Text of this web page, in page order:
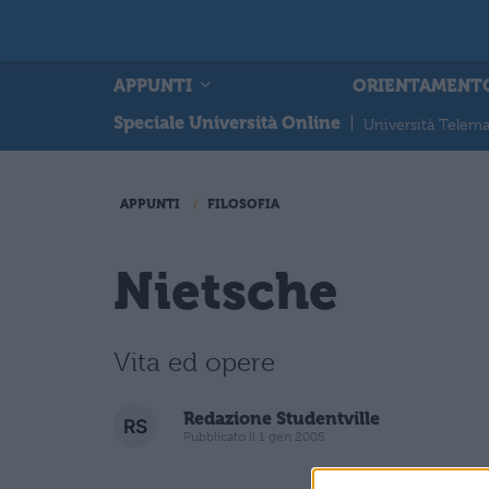
APPUNTI
Speciale Università Online
Università
APPUNTI FILOSOFIA
Nietsche
Vita ed opere
Redazione Studentville
Pubblicato il 1 gen 2005